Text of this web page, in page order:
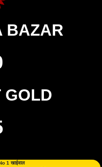
BAZAR
GOLD
1 खाईवाल